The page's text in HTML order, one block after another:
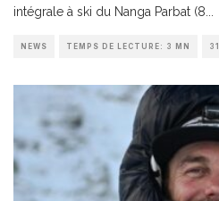
intégrale à ski du Nanga Parbat (8
NEWS TEMPS DE LECTURE: 3 MN